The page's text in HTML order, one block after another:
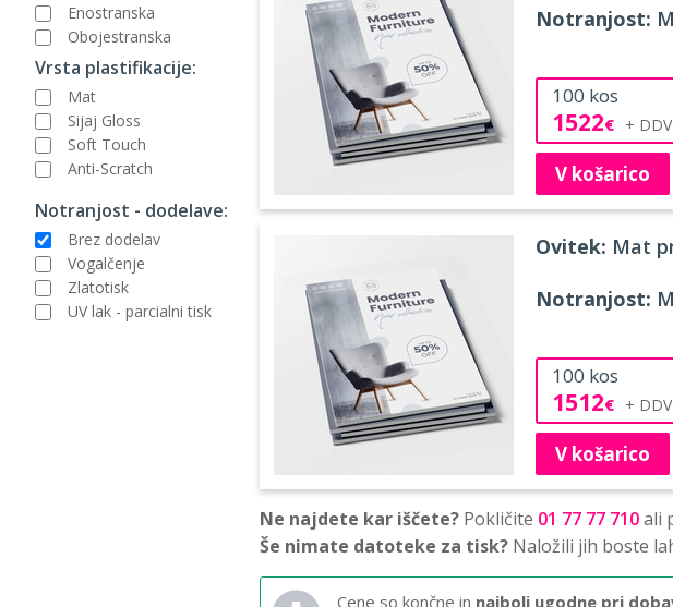
Enostranska
Obojestranska
Vrsta plastifikacije:
Mat
Sijaj Gloss
Soft Touch
Anti-Scratch
Notranjost - dodelave:
Brez dodelav
Vogalčenje
Zlatotisk
UV lak - parcialni tisk
Notranjost:
100 kos
1522€
V košarico
Ovitek: Mat
Notranjost:
100 kos
1512€
V košarico
Ne najdete kar iščete? Pokličite 01 77 77 710ali
Še nimate datoteke za tisk? Naložili jih boste
Cene so končne in najbolj ugodne pri